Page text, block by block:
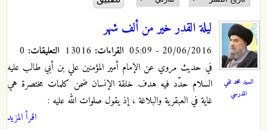
السيد محمد تقي
المدرسي
ليلة القدر خير من ألف شهر
20/06/2016 - 05:09 القراءات: التعليقات:
في حديث مروي عن الإمام أمير المؤمنين علي بن أبي طالب عليه
السلام حدّد فيه هدف خلقة الإنسان ضمن كلمات مختصرة هي
غاية في العبقرية والبلاغة ، إذ يقول صلوات الله عليه :
اقرأ المزيد